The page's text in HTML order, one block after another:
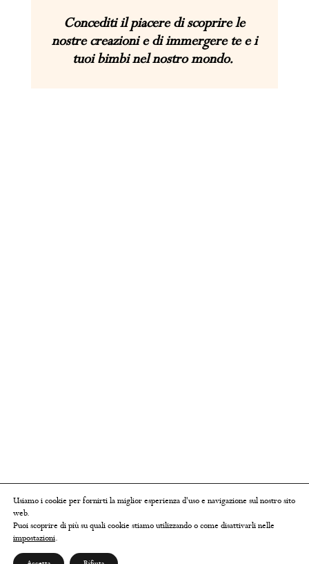
Concediti il piacere di scoprire le
nostre creazioni e di immergere te e i
tuoi bimbi nel nostro mondo.
Usiamo i cookie per fornirti la miglior esperienza d'uso e navigazione sul nostro sito
web.
Puoi scoprire di più su quali cookie stiamo utilizzando o come disattivarli nelle
impostazioni.